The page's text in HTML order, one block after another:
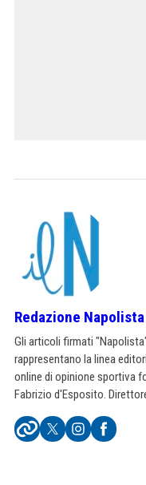
Redazione Napolista
Gli articoli firmati
rappresentano la linea
online di opinione sportiva
Fabrizio d'Esposito.